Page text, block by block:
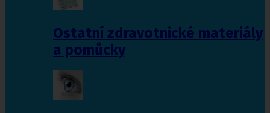
Ostatní zdravotnické materiály
a pomůcky